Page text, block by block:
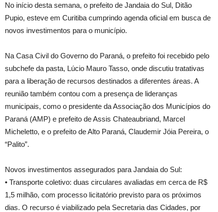
No início desta semana, o prefeito de Jandaia do Sul, Ditão
Pupio, esteve em Curitiba cumprindo agenda oficial em busca de
novos investimentos para o município.
Na Casa Civil do Governo do Paraná, o prefeito foi recebido pelo
subchefe da pasta, Lúcio Mauro Tasso, onde discutiu tratativas
para a liberação de recursos destinados a diferentes áreas. A
reunião também contou com a presença de lideranças
municipais, como o presidente da Associação dos Municípios do
Paraná (AMP) e prefeito de Assis Chateaubriand, Marcel
Micheletto, e o prefeito de Alto Paraná, Claudemir Jóia Pereira, o
“Palito”.
Novos investimentos assegurados para Jandaia do Sul:
• Transporte coletivo: duas circulares avaliadas em cerca de R$
1,5 milhão, com processo licitatório previsto para os próximos
dias. O recurso é viabilizado pela Secretaria das Cidades, por